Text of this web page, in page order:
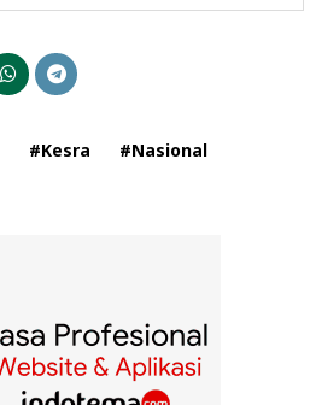
#Kesra
#Nasional